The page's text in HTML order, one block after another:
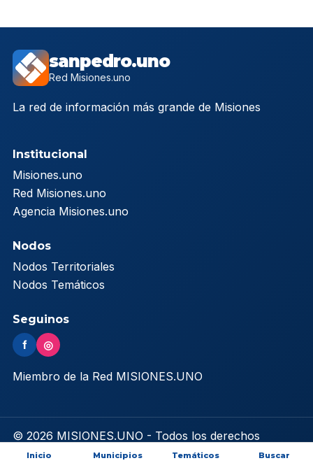
sanpedro.uno
Red Misiones.uno
La red de información más grande de Misiones
Institucional
Misiones.uno
Red Misiones.uno
Agencia Misiones.uno
Nodos
Nodos Territoriales
Nodos Temáticos
Seguinos
f ◎
Miembro de la Red MISIONES.UNO
© 2026 MISIONES.UNO - Todos los derechos
reservados
Inicio Municipios Temáticos Buscar